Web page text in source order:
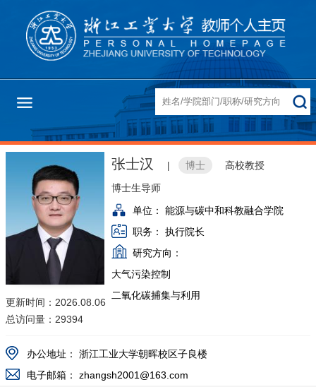
更新时间：2026.08.06
总访问量： 29394
张士汉 博士
高校教授
博士生导师
单位：
能源与碳中和科教融合学院
职务：
执行院长
研究方向：
大气污染控制
二氧化碳捕集与利用
办公地址：
浙江工业大学朝晖校区子良楼
电子邮箱：
zhangsh2001@163.com